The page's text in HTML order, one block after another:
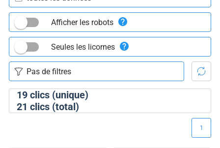
19clics (unique)
21 clics (total)
Afficher les robots
Seules les licornes
1